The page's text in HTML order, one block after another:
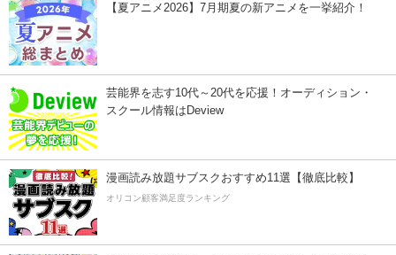
【夏アニメ2026】7月期夏の新アニメを一挙紹介！
芸能界を志す10代～20代を応援！オーディション・
スクール情報はDeview
漫画読み放題サブスクおすすめ11選【徹底比較】
オリコン顧客満足度ランキング